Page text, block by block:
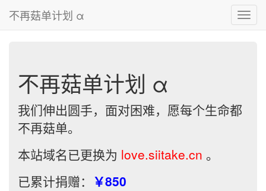
不再菇单计划 α
不再菇单计划 α
我们伸出圆手，面对困难，愿每个生命都
不再菇单。
本站域名已更换为 love.siitake.cn 。
已累计捐赠： ￥850